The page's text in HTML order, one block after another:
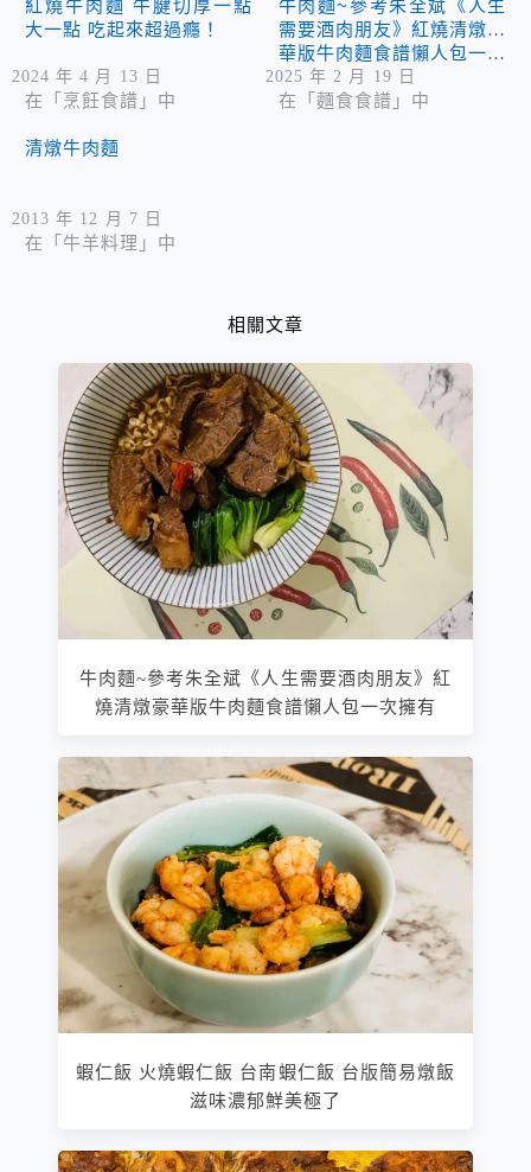
紅燒牛肉麵 牛腱切厚一點
大一點 吃起來超過癮！
2024 年 4 月 13 日
在「烹飪食譜」中
牛肉麵~參考朱全斌《人生
需要酒肉朋友》紅燒清燉豪
華版牛肉麵食譜懶人包一次
擁有
2025 年 2 月 19 日
在「麵食食譜」中
清燉牛肉麵
2013 年 12 月 7 日
在「牛羊料理」中
相關文章
牛肉麵~參考朱全斌《人生需要酒肉朋友》紅
燒清燉豪華版牛肉麵食譜懶人包一次擁有
蝦仁飯 火燒蝦仁飯 台南蝦仁飯 台版簡易燉飯
滋味濃郁鮮美極了